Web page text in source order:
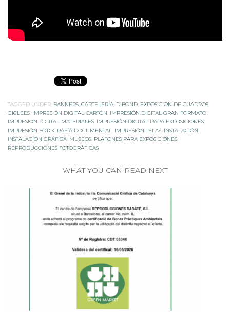
TAGGED UNDER: BANNERS CARTELERÍA DIBOND EXPOSICIÓN DE CUADROS
GICLEES IMPRESIÓN DIGITAL CARTÓN IMPRESIÓN DIGITAL GRAN FORMATO
IMPRESION DIGITAL MATERIALES IMPRESIÓN DIGITAL PARA EXPOSICIONES
IMPRESIÓN FOTOGRAFÍA DOCUMENTAL IMPRESIÓN TELAS INSTALACIÓN
INSTALACIÓN GRÁFICA MUSEOS PLAFONES PARA EXPOSICIONES
REPRODUCCIONES FOTOGRÁFICAS
WHAT YOU CAN READ NEXT